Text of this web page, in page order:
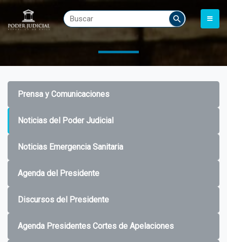
Prensa y Comunicaciones
Noticias del Poder Judicial
Noticias Emergencia Sanitaria
Agenda del Presidente
Discursos del Presidente
Agenda Presidentes Cortes de Apelaciones